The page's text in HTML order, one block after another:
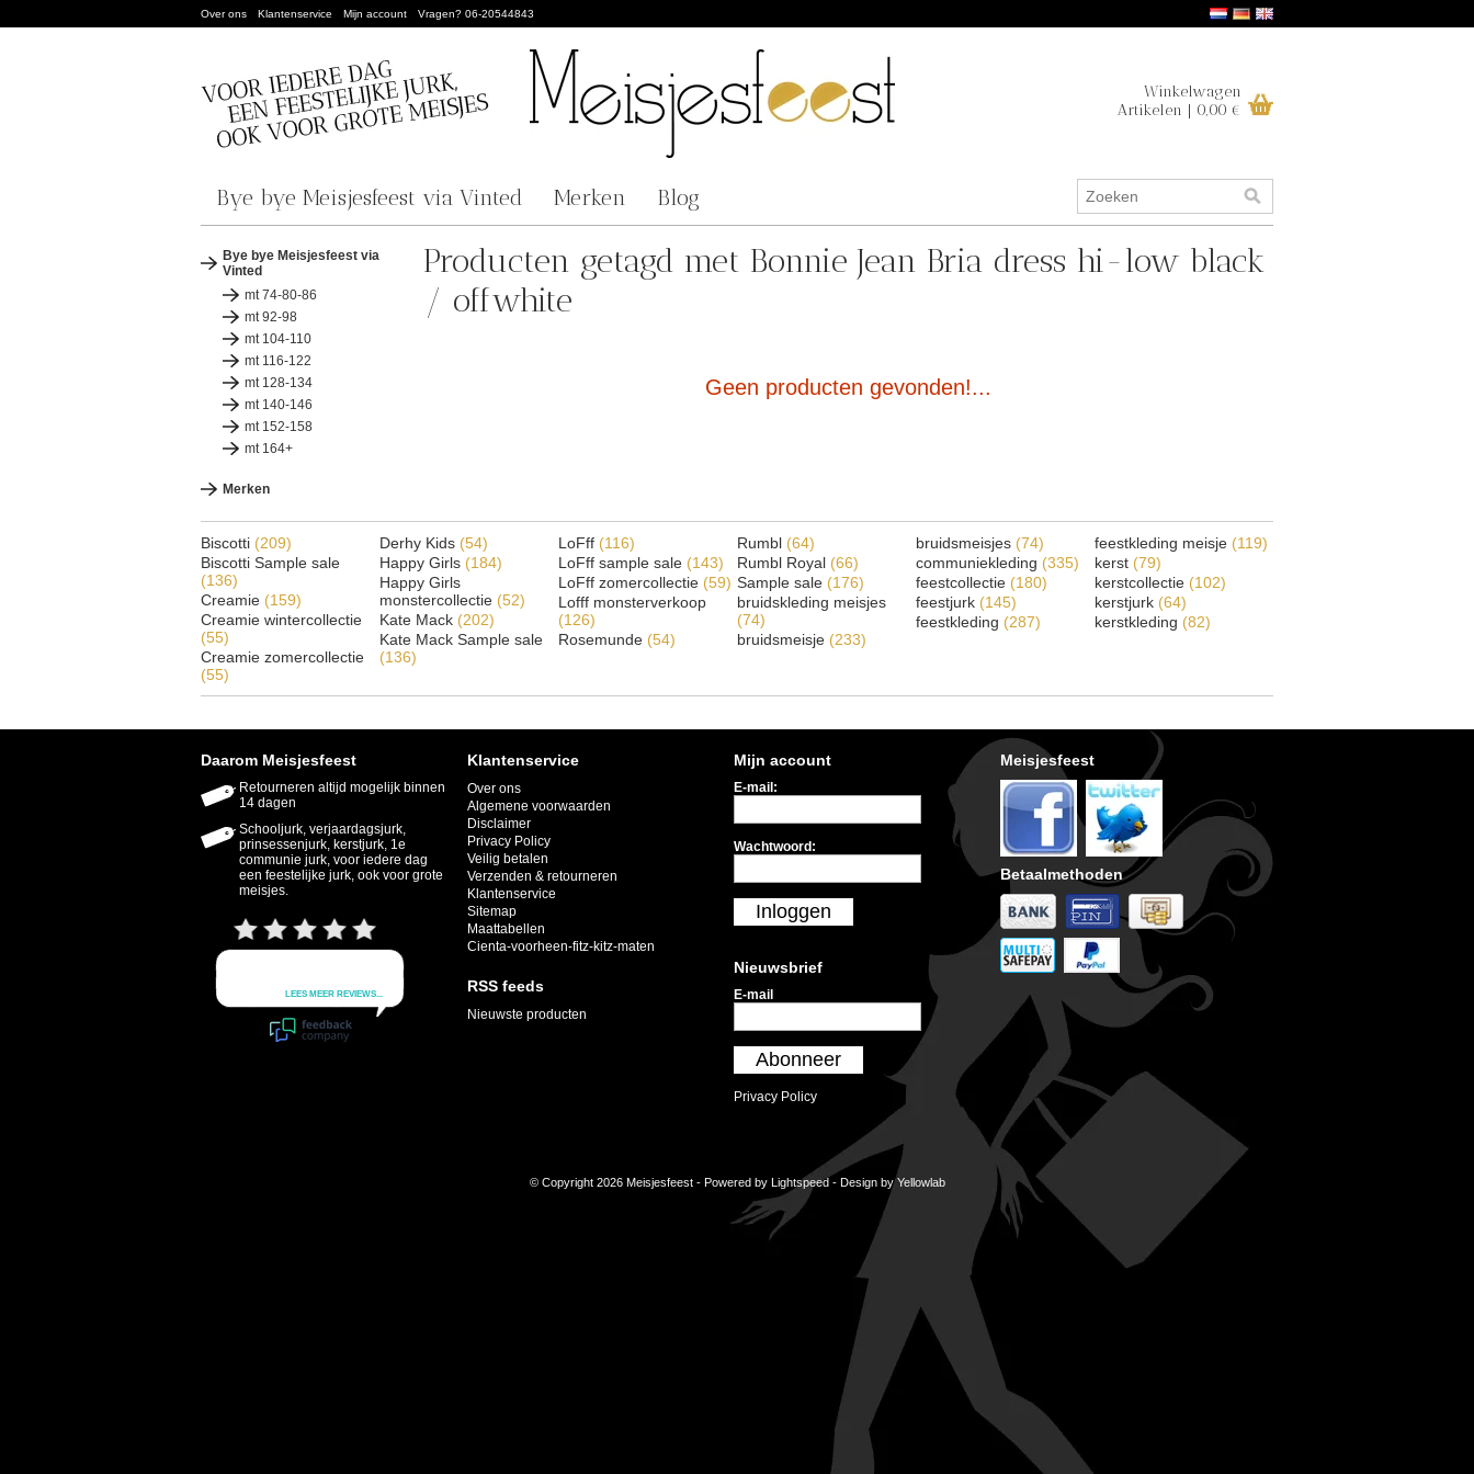
Over ons Klantenservice Mijn account Vragen? 06-20544843
Winkelwagen
Artikelen | 0,00 €
Bye bye Meisjesfeest via Vinted Merken Blog
Bye bye Meisjesfeest via
Vinted
mt 74-80-86
mt 92-98
mt 104-110
mt 116-122
mt 128-134
mt 140-146
mt 152-158
mt 164+
Merken
Producten getagd met Bonnie Jean Bria dress hi-low black
/ offwhite
Geen producten gevonden!...
Biscotti (209)
Biscotti Sample sale
(136)
Creamie (159)
Creamie wintercollectie
(55)
Creamie zomercollectie
(55)
Derhy Kids (54)
Happy Girls (184)
Happy Girls
monstercollectie (52)
Kate Mack (202)
Kate Mack Sample sale
(136)
LoFff (116)
LoFff sample sale (143)
LoFff zomercollectie (59)
Lofff monsterverkoop
(126)
Rosemunde (54)
Rumbl (64)
Rumbl Royal (66)
Sample sale (176)
bruidskleding meisjes
(74)
bruidsmeisje (233)
bruidsmeisjes (74)
communiekleding (335)
feestcollectie (180)
feestjurk (145)
feestkleding (287)
feestkleding meisje (119)
kerst (79)
kerstcollectie (102)
kerstjurk (64)
kerstkleding (82)
Daarom Meisjesfeest
Retourneren altijd mogelijk binnen
14 dagen
Schooljurk, verjaardagsjurk,
prinsessenjurk, kerstjurk, 1e
communie jurk, voor iedere dag
een feestelijke jurk, ook voor grote
meisjes.
Klantenservice
Over ons
Algemene voorwaarden
Disclaimer
Privacy Policy
Veilig betalen
Verzenden & retourneren
Klantenservice
Sitemap
Maattabellen
Cienta-voorheen-fitz-kitz-maten
RSS feeds
Nieuwste producten
Mijn account
E-mail:
Wachtwoord:
Inloggen
Nieuwsbrief
E-mail
Abonneer
Privacy Policy
Meisjesfeest
Betaalmethoden
© Copyright 2026 Meisjesfeest - Powered by Lightspeed- Design byYellowlab